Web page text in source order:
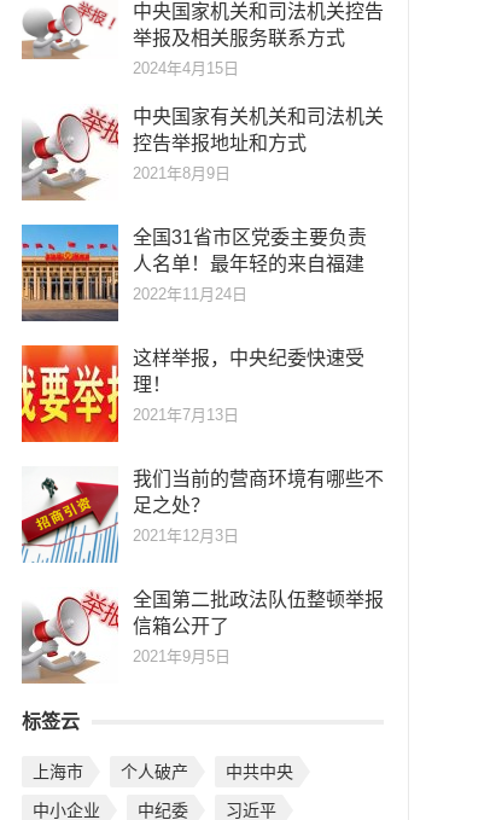
中央国家机关和司法机关控告
举报及相关服务联系方式
2024年4月15日
中央国家有关机关和司法机关
控告举报地址和方式
2021年8月9日
全国31省市区党委主要负责
人名单！最年轻的来自福建
2022年11月24日
这样举报，中央纪委快速受
理！
2021年7月13日
我们当前的营商环境有哪些不
足之处？
2021年12月3日
全国第二批政法队伍整顿举报
信箱公开了
2021年9月5日
标签云
上海市 个人破产
中共中央
中小企业
中纪委 习近平